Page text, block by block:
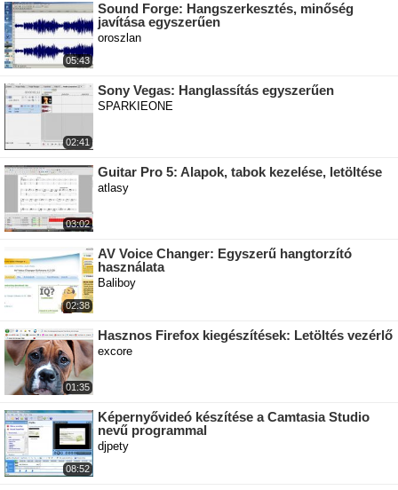
05:43
Sound Forge: Hangszerkesztés, minőség
javítása egyszerűen
oroszlan
02:41
Sony Vegas: Hanglassítás egyszerűen
SPARKIEONE
03:02
Guitar Pro 5: Alapok, tabok kezelése, letöltése
atlasy
02:38
AV Voice Changer: Egyszerű hangtorzító
használata
Baliboy
01:35
Hasznos Firefox kiegészítések: Letöltés vezérlő
excore
08:52
Képernyővideó készítése a Camtasia Studio
nevű programmal
djpety